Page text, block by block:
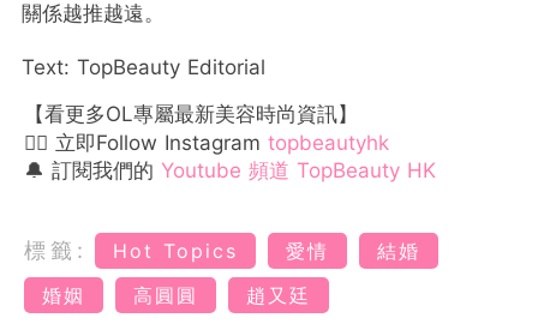
關係越推越遠。
Text: TopBeauty Editorial
【看更多OL專屬最新美容時尚資訊】
👉🏻 立即Follow Instagram topbeautyhk
🔔 訂閱我們的 Youtube 頻道 TopBeauty HK
標籤: Hot Topics 愛情
結婚
婚姻
高圓圓 趙又廷